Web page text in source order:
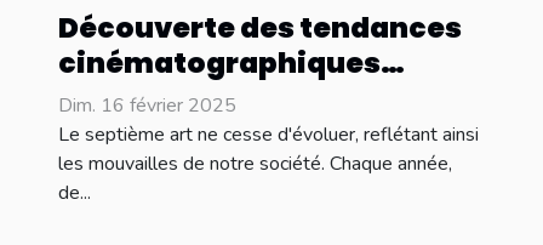
Découverte des tendances
cinématographiques
émergentes pour l'année
Dim. 16 février 2025
Le septième art ne cesse d'évoluer, reflétant ainsi
les mouvailles de notre société. Chaque année,
de...